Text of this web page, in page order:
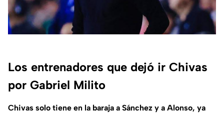
Los entrenadores que dejó ir Chivas
por Gabriel Milito
Chivas solo tiene en la baraja a Sánchez y a Alonso, ya